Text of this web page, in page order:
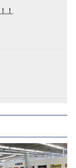
ム模型最前線」
！